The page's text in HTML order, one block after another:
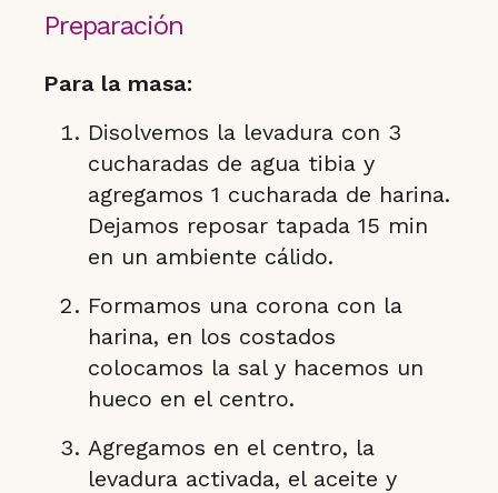
Preparación
Para la masa:
Disolvemos la levadura con 3
cucharadas de agua tibia y
agregamos 1 cucharada de harina.
Dejamos reposar tapada 15 min
en un ambiente cálido.
Formamos una corona con la
harina, en los costados
colocamos la sal y hacemos un
hueco en el centro.
Agregamos en el centro, la
levadura activada, el aceite y